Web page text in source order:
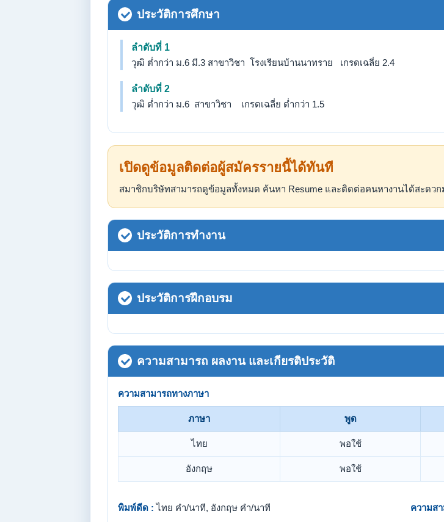
ประวัติการศึกษา
ลำดับที่ 1
วุฒิ ต่ำกว่า ม.6 มี.3 สาขาวิชา โรงเรียนบ้านนาทราย เกรดเฉลี่ย 2.4
ลำดับที่ 2
วุฒิ ต่ำกว่า ม.6 สาขาวิชา เกรดเฉลี่ย ต่ำกว่า 1.5
เปิดดูข้อมูลติดต่อผู้สมัครรายนี้ได้ทันที
สมาชิกบริษัทสามารถดูข้อมูลทั้งหมด ค้นหา Resume และติดต่อคนหางานได้สะดว
ประวัติการทำงาน
ประวัติการฝึกอบรม
ความสามารถ ผลงาน และเกียรติประวัติ
ความสามารถทางภาษา
ภาษา พูด
ไทย พอใช้
อังกฤษ พอใช้
พิมพ์ดีด : ไทย คำ/นาที, อังกฤษ คำ/นาที ความส